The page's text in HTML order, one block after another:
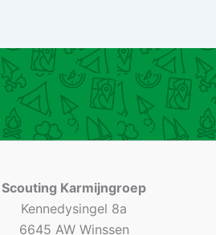
Scouting Karmijngroep
Kennedysingel 8a
6645 AW Winssen